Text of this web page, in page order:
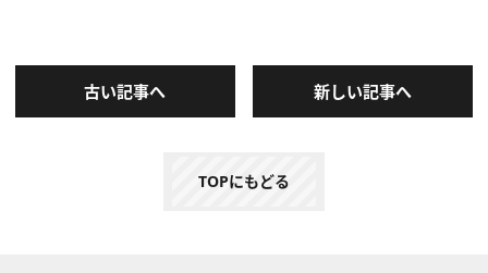
古い記事へ 新しい記事へ
TOPにもどる